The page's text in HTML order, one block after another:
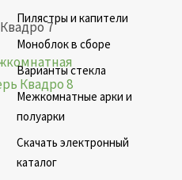
Квадро 7
Пилястры и капители
Моноблок в сборе
Варианты стекла
Межкомнатные арки и
полуарки
Скачать электронный
каталог